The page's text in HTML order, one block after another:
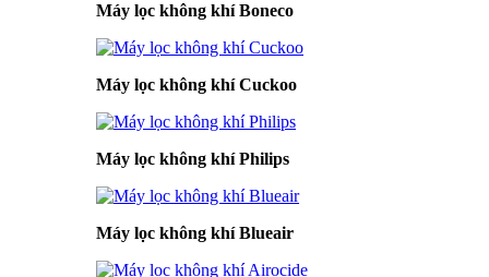
Máy lọc không khí Boneco
Máy lọc không khí Cuckoo
Máy lọc không khí Philips
Máy lọc không khí Blueair